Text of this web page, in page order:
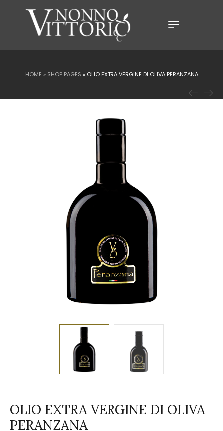
HOME » SHOP PAGES » OLIO EXTRA VERGINE DI OLIVA PERANZANA
OLIO EXTRA VERGINE DI OLIVA
PERANZANA